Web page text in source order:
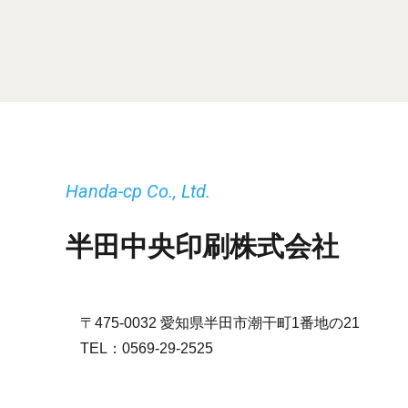
半田中央印刷株式会社
Handa-cp Co., Ltd.
〒475-0032 愛知県半田市潮干町1番地の21
TEL： 0569-29-2525